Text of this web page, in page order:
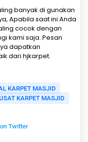
banyak di gunakan
Apabila saat ini Anda
cocok dengan
kami saja. Pesan
dapatkan
dari hjkarpet.
KARPET MASJID
KARPET MASJID
Twitter